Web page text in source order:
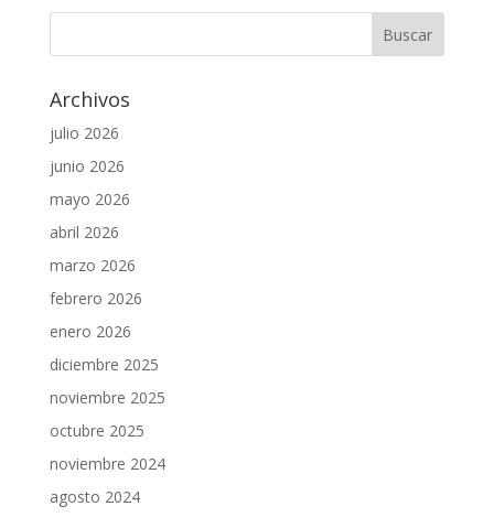
Archivos
julio 2026
junio 2026
mayo 2026
abril 2026
marzo 2026
febrero 2026
enero 2026
diciembre 2025
noviembre 2025
octubre 2025
noviembre 2024
agosto 2024